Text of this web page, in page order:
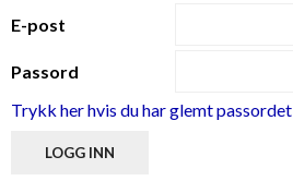
E-post
Passord
Trykk her hvis du har glemt passordet